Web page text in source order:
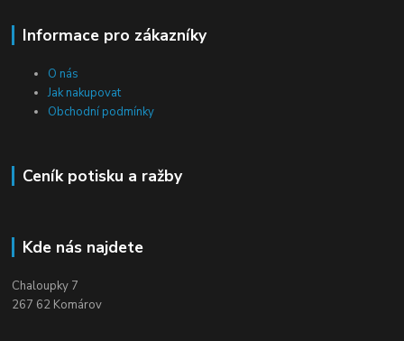
Informace pro zákazníky
O nás
Jak nakupovat
Obchodní podmínky
Ceník potisku a ražby
Kde nás najdete
Chaloupky 7
267 62 Komárov